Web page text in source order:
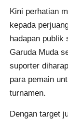
Kini perhatian
kepada
hadapan publik
Garuda Muda
suporter
para pemain
turnamen.
Dengan target